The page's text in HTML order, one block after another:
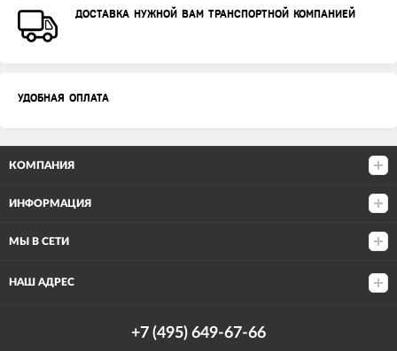
ДОСТАВКА НУЖНОЙ ВАМ ТРАНСПОРТНОЙ КОМПАНИЕЙ
УДОБНАЯ ОПЛАТА
КОМПАНИЯ
ИНФОРМАЦИЯ
МЫ В СЕТИ
НАШ АДРЕС
+7 (495) 649-67-66